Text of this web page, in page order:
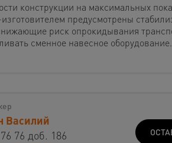
конструкции на максимальных
предусмотрены
риск опрокидывания
сменное навесное оборудование.
Василий
76 доб. 186